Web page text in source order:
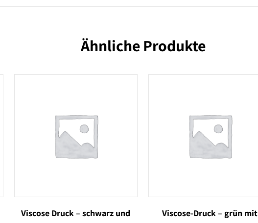
Ähnliche Produkte
Viscose Druck – schwarz und
Viscose-Druck – grün mit